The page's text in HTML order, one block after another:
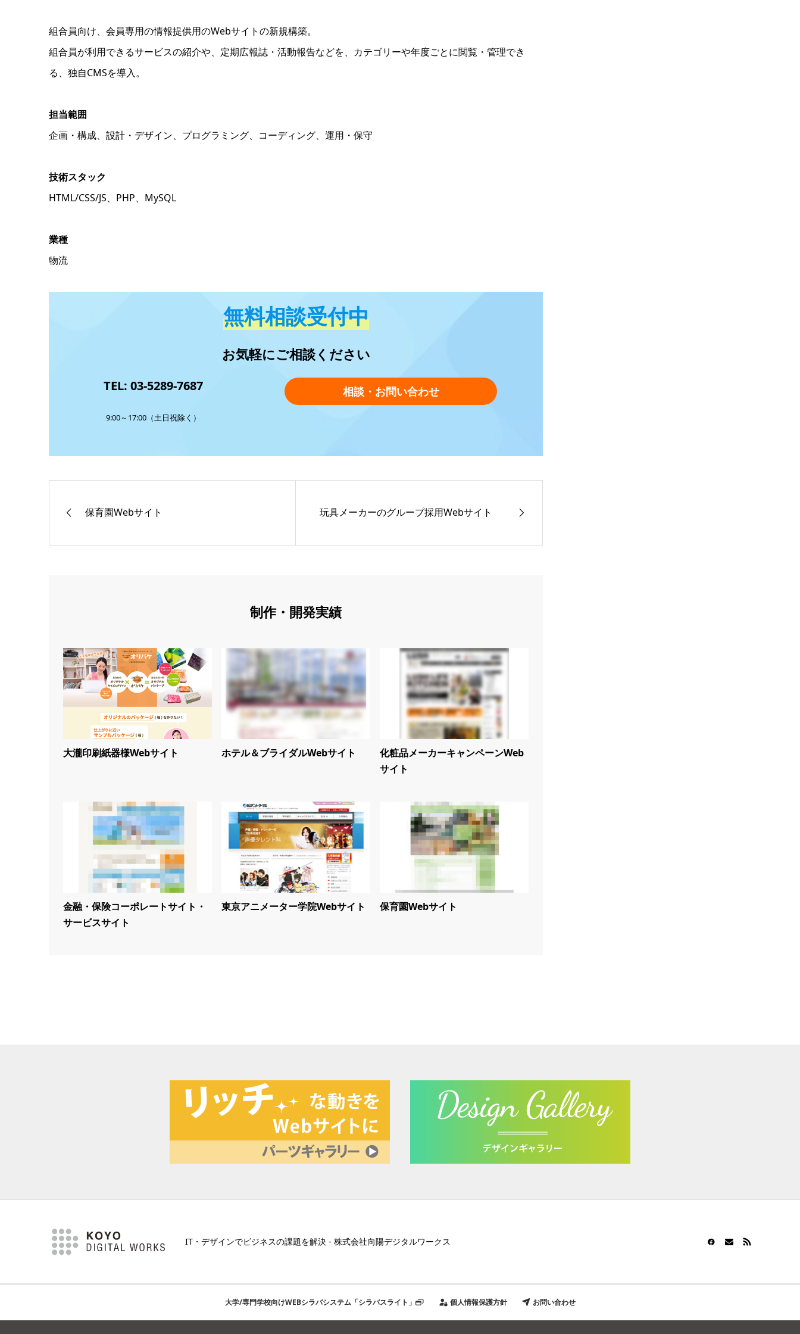
組合員向け、会員専用の情報提供用のWebサイトの新規構築。
組合員が利用できるサービスの紹介や、定期広報誌・活動報告などを、カテゴリーや年度ごとに閲覧・管理でき
る、独自CMSを導入。
担当範囲
企画・構成、設計・デザイン、プログラミング、コーディング、運用・保守
技術スタック
HTML/CSS/JS、PHP、MySQL
業種
物流
無料相談受付中
お気軽にご相談ください
TEL: 03-5289-7687
9:00～17:00（土日祝除く）
相談・お問い合わせ
保育園Webサイト 玩具メーカーのグループ採用Webサイト
制作・開発実績
大瀧印刷紙器様Webサイト ホテル＆ブライダルWebサイト
化粧品メーカーキャンペーンWeb
サイト
金融・保険コーポレートサイト・
サービスサイト
東京アニメーター学院Webサイト 保育園Webサイト
IT・デザインでビジネスの課題を解決 - 株式会社向陽デジタルワークス
大学/専門学校向けWEBシラバシステム「シラバスライト」 個人情報保護方針 お問い合わせ